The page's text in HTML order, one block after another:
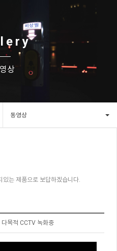
상
동영상
있는 제품으로 보답하겠습니다.
다목적 CCTV 녹화중